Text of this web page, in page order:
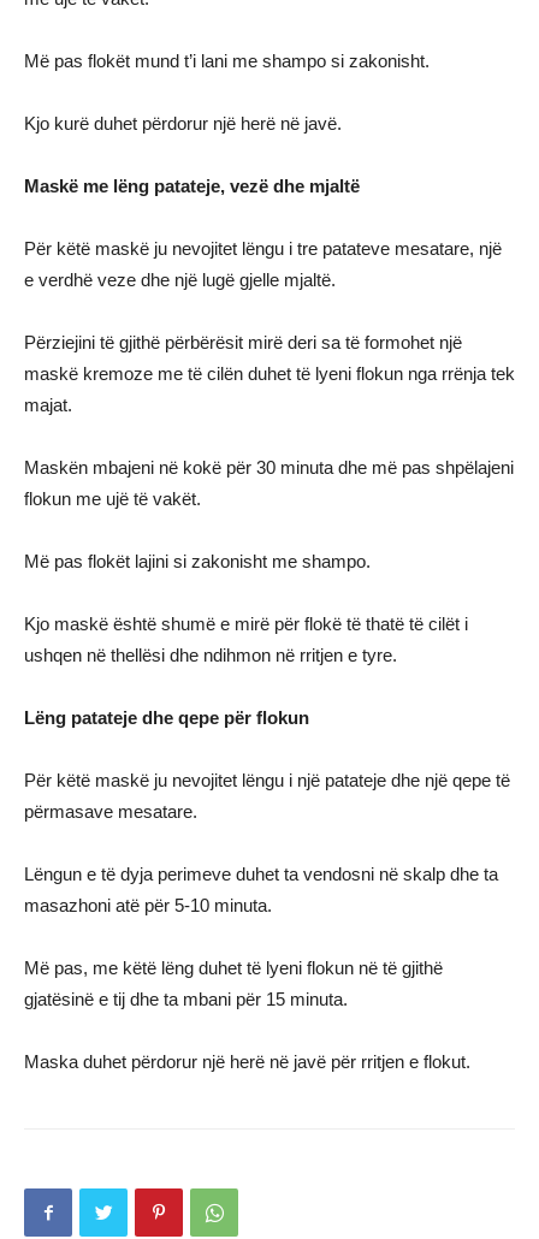
Më pas flokët mund t’i lani me shampo si zakonisht.
Kjo kurë duhet përdorur një herë në javë.
Maskë me lëng patateje, vezë dhe mjaltë
Për këtë maskë ju nevojitet lëngu i tre patateve mesatare, një
e verdhë veze dhe një lugë gjelle mjaltë.
Përziejini të gjithë përbërësit mirë deri sa të formohet një
maskë kremoze me të cilën duhet të lyeni flokun nga rrënja tek
majat.
Maskën mbajeni në kokë për 30 minuta dhe më pas shpëlajeni
flokun me ujë të vakët.
Më pas flokët lajini si zakonisht me shampo.
Kjo maskë është shumë e mirë për flokë të thatë të cilët i
ushqen në thellësi dhe ndihmon në rritjen e tyre.
Lëng patateje dhe qepe për flokun
Për këtë maskë ju nevojitet lëngu i një patateje dhe një qepe të
përmasave mesatare.
Lëngun e të dyja perimeve duhet ta vendosni në skalp dhe ta
masazhoni atë për 5-10 minuta.
Më pas, me këtë lëng duhet të lyeni flokun në të gjithë
gjatësinë e tij dhe ta mbani për 15 minuta.
Maska duhet përdorur një herë në javë për rritjen e flokut.